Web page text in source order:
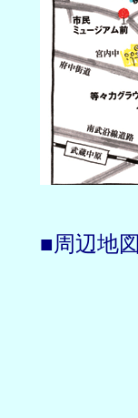
■周辺地図